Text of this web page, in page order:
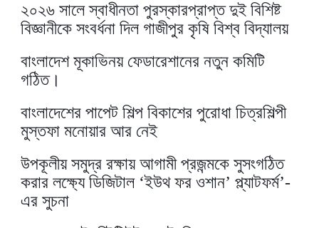
২০২৬ সালে স্বাধীনতা পুরস্কারপ্রাপ্ত দুই বিশিষ্ট
বিজ্ঞানীকে সংবর্ধনা দিল গাজীপুর কৃষি বিশ্ব বিদ্যালয়
বাংলাদেশ মূকাভিনয় ফেডারেশানের নতুন কমিটি
গঠিত।
বাংলাদেশের পাপেট শিল্প বিকাশের পুরোধা চিত্রশিল্পী
মুস্তফা মনোয়ার আর নেই
উপকূলীয় সমুদ্র রক্ষায় আগামী প্রজন্মকে সুসংগঠিত
করার লক্ষ্যে ডিজিটাল ‘ইউথ ফর ওশান’ প্ল্যাটফর্ম’-
এর সুচনা